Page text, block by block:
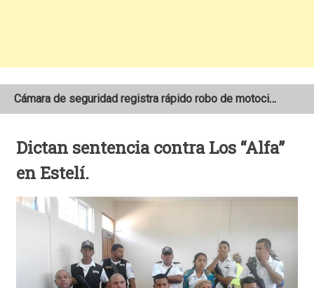
Cámara de seguridad registra rápido robo de motocicleta en el barrio Santo Domingo de Estelí
Adolescente fallece tras ser arrollado por un taxi frente a la COTRAN Norte en Estelí
Dictan sentencia contra Los “Alfa”
en Estelí.